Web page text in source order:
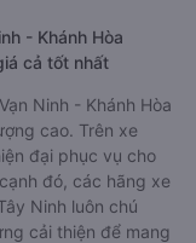
- Khánh Hòa
cả tốt nhất
Ninh - Khánh Hòa
cao. Trên xe
đại phục vụ cho
đó, các hãng xe
Ninh luôn chú
cải thiện để mang